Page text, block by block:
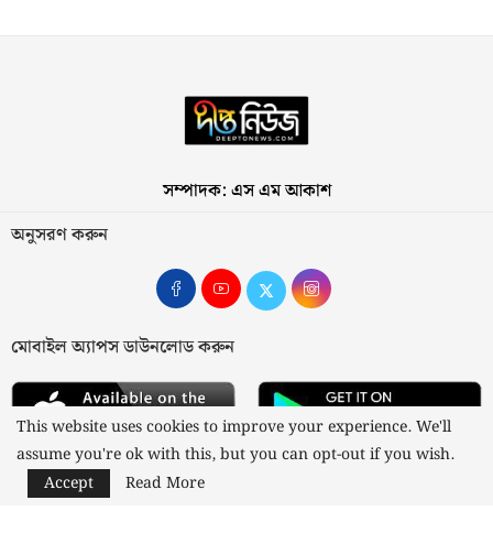
সম্পাদক: এস এম আকাশ
অনুসরণ করুন
মোবাইল অ্যাপস ডাউনলোড করুন
This website uses cookies to improve your experience. We'll
assume you're ok with this, but you can opt-out if you wish.
Accept
Read More